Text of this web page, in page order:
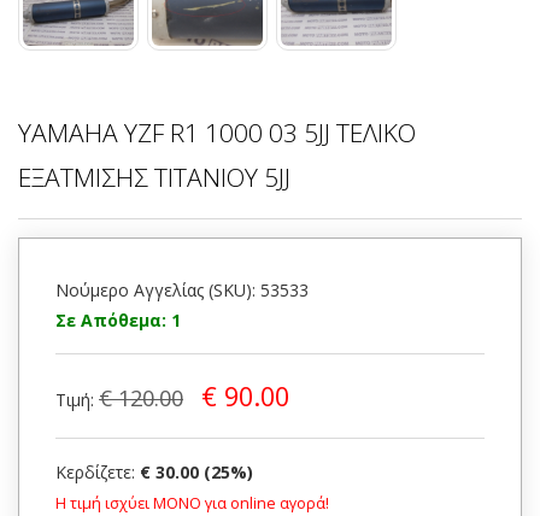
YAMAHA YZF R1 1000 03 5JJ ΤΕΛΙΚΟ
ΕΞΑΤΜΙΣΗΣ ΤΙΤΑΝΙΟΥ 5JJ
Νούμερο Αγγελίας (SKU): 53533
Σε Απόθεμα: 1
Τιμή: € 120.00 € 90.00
Κερδίζετε: € 30.00 (25%)
Η τιμή ισχύει ΜΟΝΟ για online αγορά!